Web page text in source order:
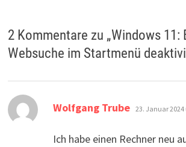
2 Kommentare zu „Windows 11:
Websuche im Startmenü
Wolfgang Trube sagt:
23. Januar
Ich habe einen Rechner neu